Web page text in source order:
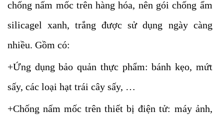
chống nấm mốc trên hàng hóa, nên gói chống ẩm
silicagel xanh, trắng được sử dụng ngày càng
nhiều. Gồm có:
+Ứng dụng bảo quản thực phẩm: bánh kẹo, mứt
sấy, các loại hạt trái cây sấy, …
+Chống nấm mốc trên thiết bị điện tử: máy ảnh,